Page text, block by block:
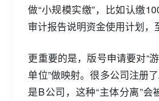
做“小规模实缴”，比如认缴
审计报告说明资金使用计划，
更重要的是，版号申请要对“
单位”做映射。很多公司注册
是B公司，这种“主体分离”会